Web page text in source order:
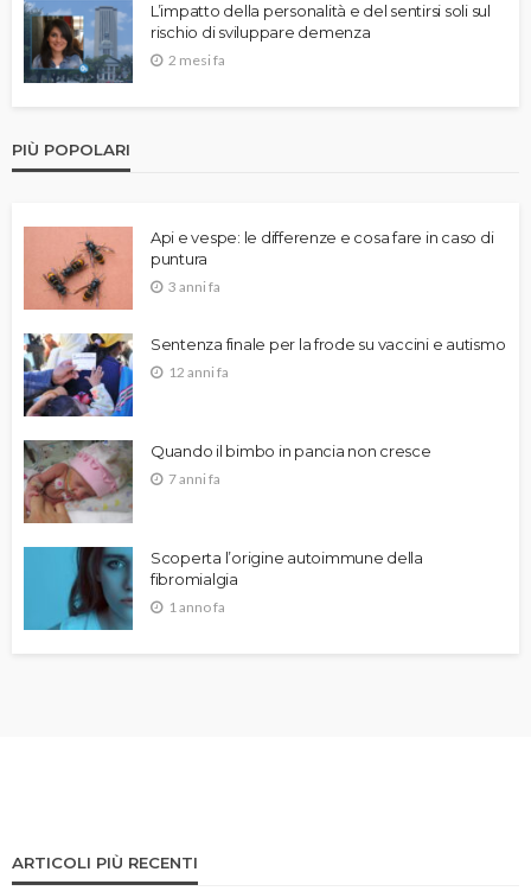
L’impatto della personalità e del sentirsi soli sul
rischio di sviluppare demenza
2 mesi fa
PIÙ POPOLARI
Api e vespe: le differenze e cosa fare in caso di
puntura
3 anni fa
Sentenza finale per la frode su vaccini e autismo
12 anni fa
Quando il bimbo in pancia non cresce
7 anni fa
Scoperta l’origine autoimmune della
fibromialgia
1 anno fa
ARTICOLI PIÙ RECENTI